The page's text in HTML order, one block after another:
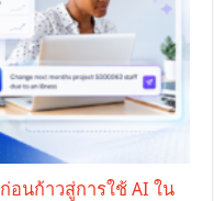
อนก้าวสู่การใช้ AI ใน